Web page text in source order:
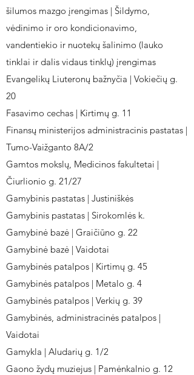
šilumos mazgo įrengimas | Šildymo,
vėdinimo ir oro kondicionavimo,
vandentiekio ir nuotekų šalinimo (lauko
tinklai ir dalis vidaus tinklų) įrengimas
Evangelikų Liuteronų bažnyčia | Vokiečių g.
20
Fasavimo cechas | Kirtimų g. 11
Finansų ministerijos administracinis pastatas |
Tumo-Vaižganto 8A/2
Gamtos mokslų, Medicinos fakultetai |
Čiurlionio g. 21/27
Gamybinis pastatas | Justiniškės
Gamybinis pastatas | Sirokomlės k.
Gamybinė bazė | Graičiūno g. 22
Gamybinė bazė | Vaidotai
Gamybinės patalpos | Kirtimų g. 45
Gamybinės patalpos | Metalo g. 4
Gamybinės patalpos | Verkių g. 39
Gamybinės, administracinės patalpos |
Vaidotai
Gamykla | Aludarių g. 1/2
Gaono žydų muziejus | Pamėnkalnio g. 12